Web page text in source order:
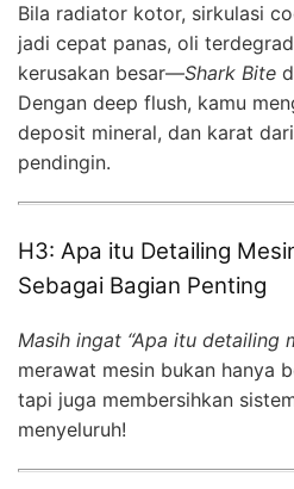
Bila radiator kotor, sirkulasi
jadi cepat panas, oli
kerusakan besar—Shark Bite
Dengan deep flush, kamu
deposit mineral, dan karat
pendingin.
H3: Apa itu Detailing
Sebagai Bagian Penting
Masih ingat “Apa itu detailing
merawat mesin bukan hanya
tapi juga membersihkan
menyeluruh!